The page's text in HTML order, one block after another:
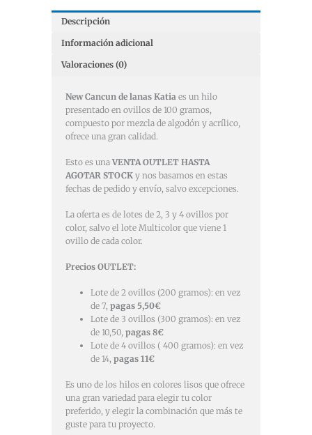
Descripción
Información adicional
Valoraciones (0)
New Cancun de lanas Katia es un hilo
presentado en ovillos de 100 gramos,
compuesto por mezcla de algodón y acrílico,
ofrece una gran calidad.
Esto es una VENTA OUTLET HASTA
AGOTAR STOCK y nos basamos en estas
fechas de pedido y envío, salvo excepciones.
La oferta es de lotes de 2, 3 y 4 ovillos por
color, salvo el lote Multicolor que viene 1
ovillo de cada color.
Precios OUTLET:
Lote de 2 ovillos (200 gramos): en vez
de 7, pagas 5,50€
Lote de 3 ovillos (300 gramos): en vez
de 10,50, pagas 8€
Lote de 4 ovillos ( 400 gramos): en vez
de 14, pagas 11€
Es uno de los hilos en colores lisos que ofrece
una gran variedad para elegir tu color
preferido, y elegir la combinación que más te
guste para tu proyecto.